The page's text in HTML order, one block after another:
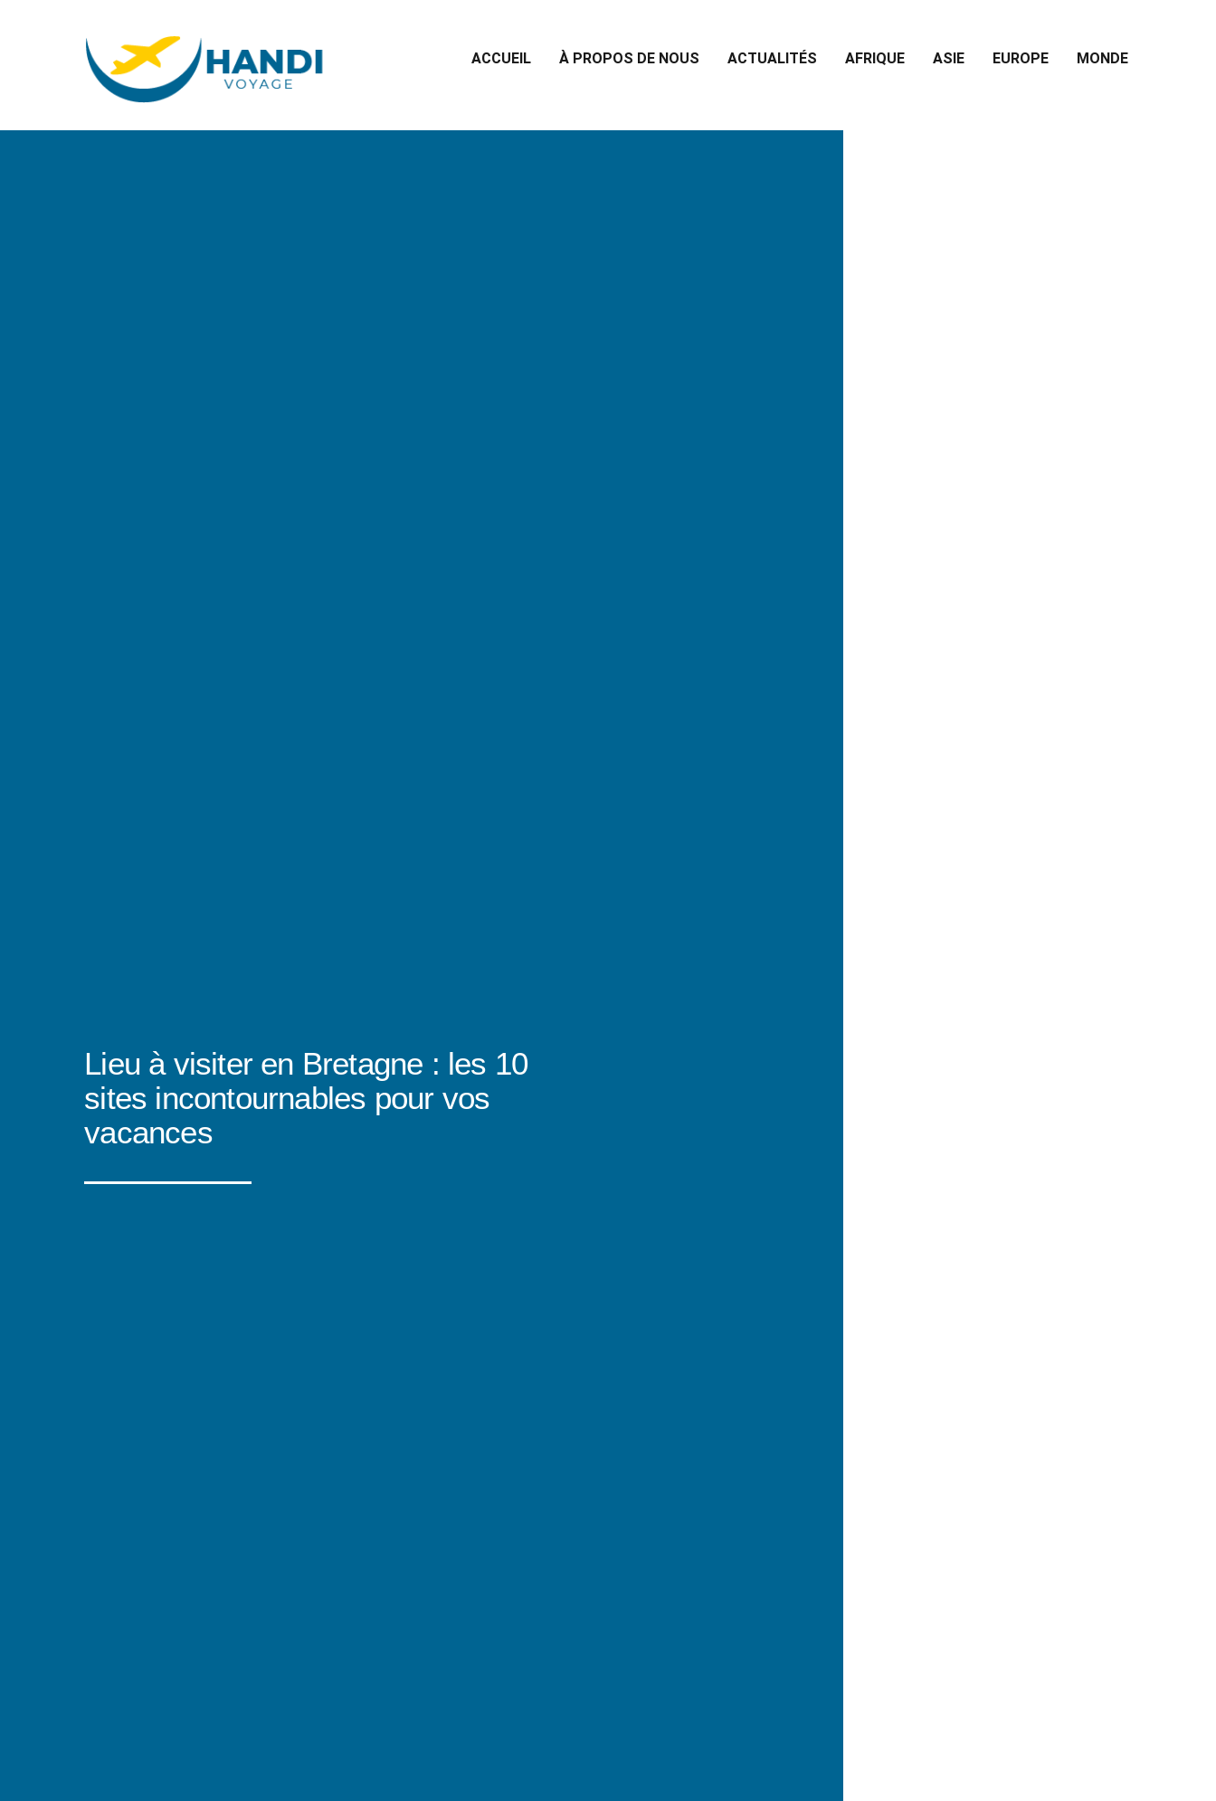
ACCUEIL À PROPOS DE NOUS ACTUALITÉS AFRIQUE ASIE EUROPE MONDE
Lieu à visiter en Bretagne : les 10
sites incontournables pour vos
vacances